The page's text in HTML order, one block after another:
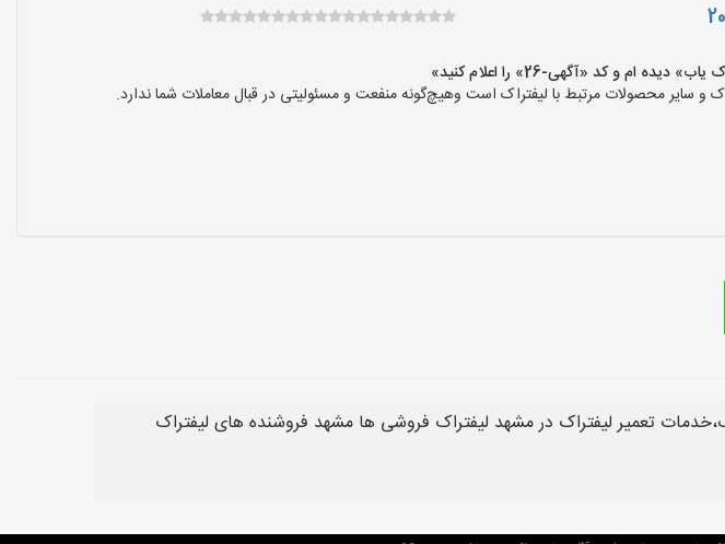
و کد «آگهی-26» را اعلام کنید»
و سایر محصولات مرتبط با لیفتراک است وهیچ‌گونه منفعت و مسئولیتی در قبال معاملات شما ندارد.
تعمیر لیفتراک در مشهد لیفتراک فروشی ها مشهد فروشنده های لیفتراک